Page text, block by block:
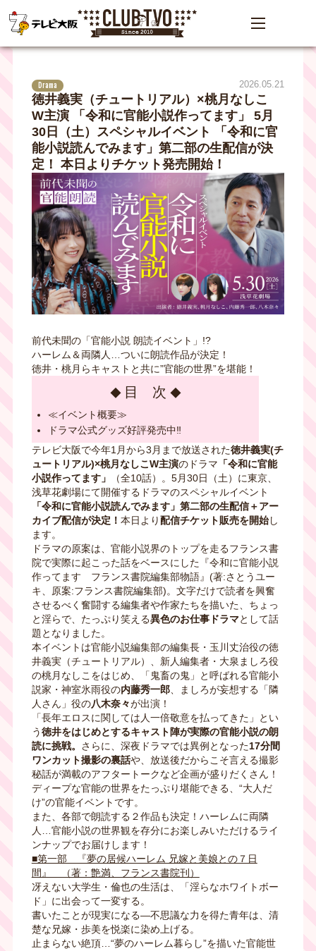
Drama 2026.05.21
徳井義実（チュートリアル）×桃月なしこ
W主演 「令和に官能小説作ってます」 5月
30日（土）スペシャルイベント 「令和に官
能小説読んでみます」第二部の生配信が決
定！ 本日よりチケット発売開始！
前代未聞の「官能小説 朗読イベント」!?
ハーレム＆両隣人…ついに朗読作品が決定！
徳井・桃月らキャストと共に”官能の世界”を堪能！
目 次
≪イベント概要≫
ドラマ公式グッズ好評発売中‼︎
テレビ大阪で今年1月から3月まで放送された徳井義実(チ
ュートリアル)×桃月なしこW主演のドラマ 「令和に官能
小説作ってます」
（全10話）。 5月30日（土）に東京、
浅草花劇場にて開催するドラマのスペシャルイベント
「令和に官能小説読んでみます」第二部の生配信＋アー
カイブ配信が決定！ 本日より配信チケット販売を開始し
ます。
ドラマの原案は、官能小説界のトップを走るフランス書
院で実際に起こった話をベースにした『令和に官能小説
作ってます フランス書院編集部物語』 (著:さとうユー
キ、原案:フランス書院編集部)。文字だけで読者を興奮
させるべく奮闘する編集者や作家たちを描いた、ちょっ
と淫らで、たっぷり笑える異色のお仕事ドラマとして話
題となりました。
本イベントは官能小説編集部の編集長・玉川丈治役の徳
井義実（チュートリアル）、新人編集者・大泉ましろ役
の桃月なしこをはじめ、「鬼畜の鬼」と呼ばれる官能小
説家・神室氷雨役の内藤秀一郎、ましろが妄想する「隣
人さん」役の八木奈々が出演！
「長年エロスに関しては人一倍敬意を払ってきた」とい
う徳井をはじめとするキャスト陣が実際の官能小説の朗
読に挑戦。 さらに、深夜ドラマでは異例となった17分間
ワンカット撮影の裏話や、放送後だからこそ言える撮影
秘話が満載のアフタートークなど企画が盛りだくさん！
ディープな官能の世界をたっぷり堪能できる、“大人だ
け”の官能イベントです。
また、各部で朗読する２作品も決定！ハーレムに両隣
人…官能小説の世界観を存分にお楽しみいただけるライ
ンナップでお届けします！
■第一部 『夢の居候ハーレム 兄嫁と美娘との７日
間』 （著：艶満、フランス書院刊）
冴えない大学生・倫也の生活は、「淫らなホワイトボー
ド」に出会って一変する。
書いたことが現実になる―不思議な力を得た青年は、清
楚な兄嫁・歩美を悦楽に染め上げる。
止まらない絶頂…“夢のハーレム暮らし”を描いた官能世